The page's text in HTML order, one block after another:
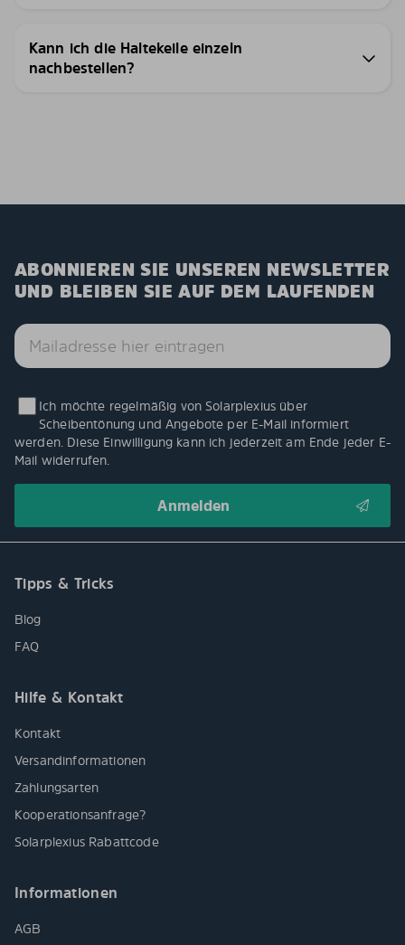
Kann ich die Haltekeile einzeln
nachbestellen?
ABONNIEREN SIE UNSEREN NEWSLETTER
UND BLEIBEN SIE AUF DEM LAUFENDEN
Ich möchte regelmäßig von Solarplexius über
Scheibentönung und Angebote per E-Mail informiert
werden. Diese Einwilligung kann ich jederzeit am Ende jeder E-
Mail widerrufen.
Tipps & Tricks
Blog
FAQ
Hilfe & Kontakt
Kontakt
Versandinformationen
Zahlungsarten
Kooperationsanfrage?
Solarplexius Rabattcode
Informationen
AGB